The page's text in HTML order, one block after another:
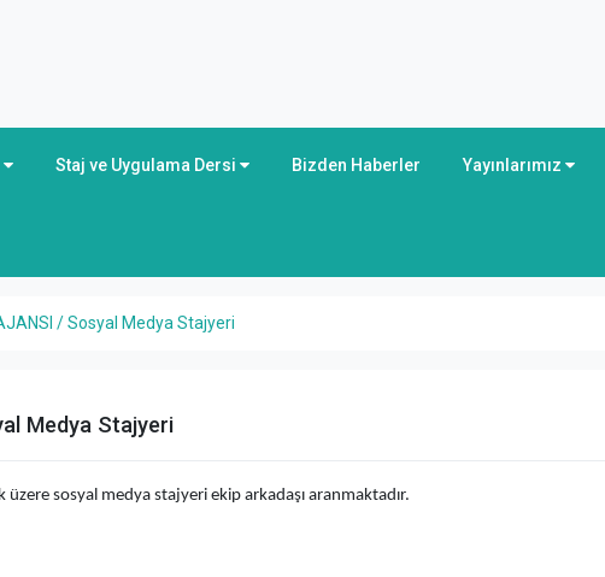
Staj ve Uygulama Dersi Bizden Haberler Yayınlarımız
/ Sosyal Medya Stajyeri
Medya Stajyeri
sosyal medya stajyeri ekip arkadaşı aranmaktadır.